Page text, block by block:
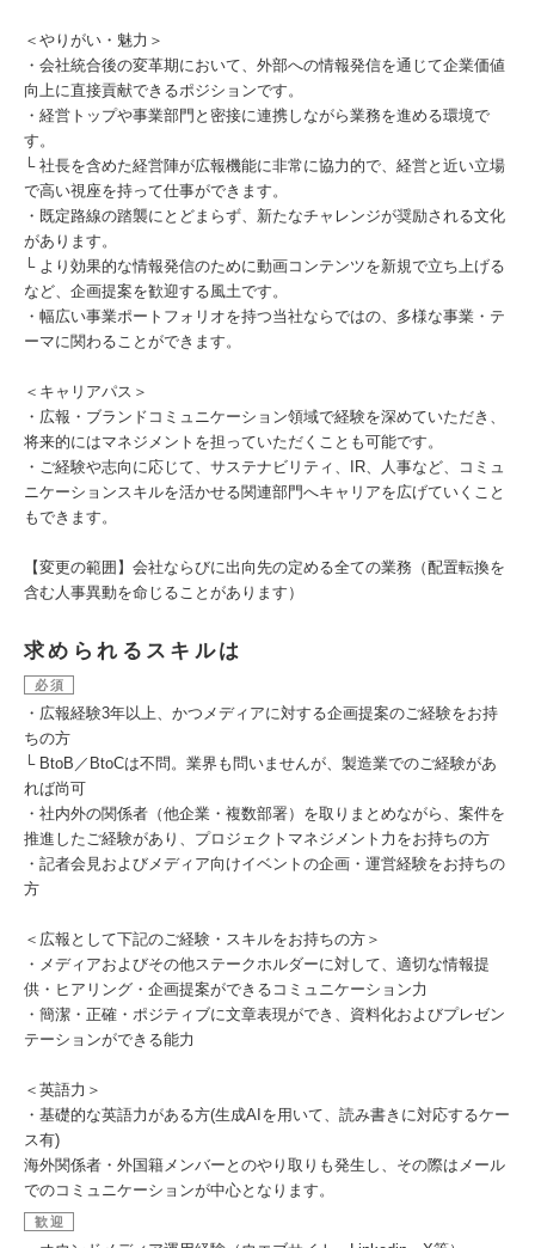
＜やりがい・魅力＞
・会社統合後の変革期において、外部への情報発信を通じて企業価値
向上に直接貢献できるポジションです。
・経営トップや事業部門と密接に連携しながら業務を進める環境で
す。
└ 社長を含めた経営陣が広報機能に非常に協力的で、経営と近い立場
で高い視座を持って仕事ができます。
・既定路線の踏襲にとどまらず、新たなチャレンジが奨励される文化
があります。
└ より効果的な情報発信のために動画コンテンツを新規で立ち上げる
など、企画提案を歓迎する風土です。
・幅広い事業ポートフォリオを持つ当社ならではの、多様な事業・テ
ーマに関わることができます。
＜キャリアパス＞
・広報・ブランドコミュニケーション領域で経験を深めていただき、
将来的にはマネジメントを担っていただくことも可能です。
・ご経験や志向に応じて、サステナビリティ、IR、人事など、コミュ
ニケーションスキルを活かせる関連部門へキャリアを広げていくこと
もできます。
【変更の範囲】会社ならびに出向先の定める全ての業務（配置転換を
含む人事異動を命じることがあります）
求められるスキルは
必須
・広報経験3年以上、かつメディアに対する企画提案のご経験をお持
ちの方
└ BtoB／BtoCは不問。業界も問いませんが、製造業でのご経験があ
れば尚可
・社内外の関係者（他企業・複数部署）を取りまとめながら、案件を
推進したご経験があり、プロジェクトマネジメント力をお持ちの方
・記者会見およびメディア向けイベントの企画・運営経験をお持ちの
方
＜広報として下記のご経験・スキルをお持ちの方＞
・メディアおよびその他ステークホルダーに対して、適切な情報提
供・ヒアリング・企画提案ができるコミュニケーション力
・簡潔・正確・ポジティブに文章表現ができ、資料化およびプレゼン
テーションができる能力
＜英語力＞
・基礎的な英語力がある方(生成AIを用いて、読み書きに対応するケー
ス有)
海外関係者・外国籍メンバーとのやり取りも発生し、その際はメール
でのコミュニケーションが中心となります。
歓迎